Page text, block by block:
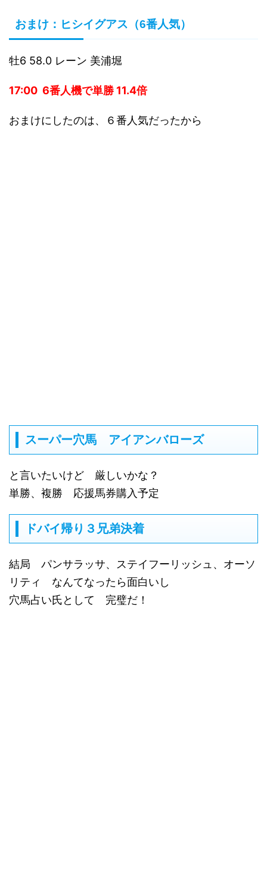
おまけ：ヒシイグアス（6番人気）
牡6 58.0 レーン 美浦堀
17:00 6番人機で単勝 11.4倍
おまけにしたのは、６番人気だったから
スーパー穴馬 アイアンバローズ
と言いたいけど 厳しいかな？
単勝、複勝 応援馬券購入予定
ドバイ帰り３兄弟決着
結局 パンサラッサ、ステイフーリッシュ、オーソ
リティ なんてなったら面白いし
穴馬占い氏として 完璧だ！